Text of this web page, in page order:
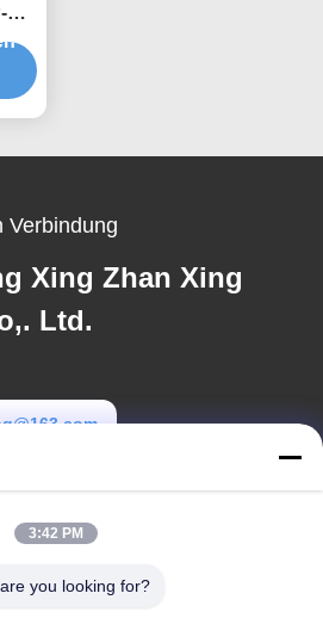
Verbindung
Xing Zhan Xing
Ltd.
3:42 PM
you looking for?